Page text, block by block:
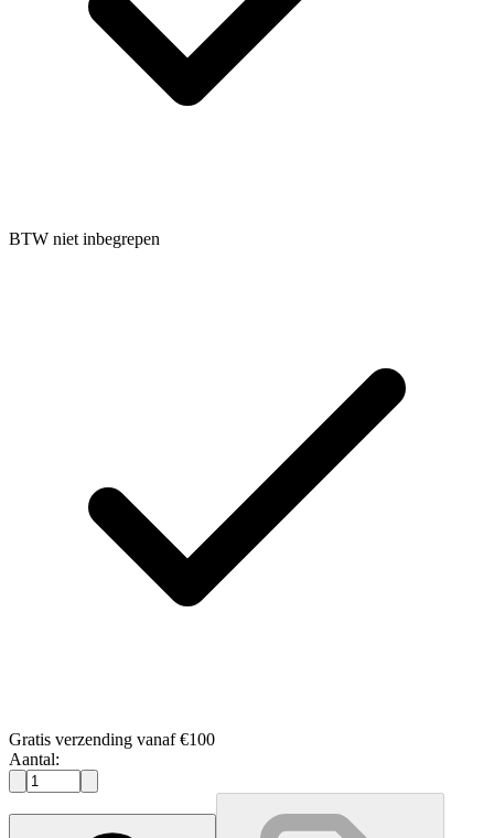
BTW niet inbegrepen
Gratis verzending vanaf €100
Aantal: